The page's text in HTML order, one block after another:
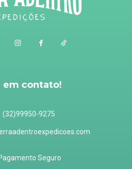
em contato!
(32)99950-9275
Seguro